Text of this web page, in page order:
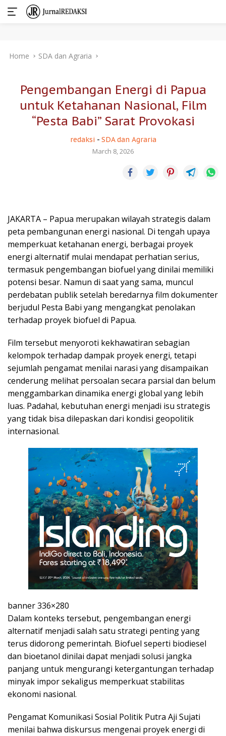
Home SDA dan Agraria
Pengembangan Energi di Papua
untuk Ketahanan Nasional, Film
“Pesta Babi” Sarat Provokasi
redaksi - SDA dan Agraria
March 8, 2026
JAKARTA – Papua merupakan wilayah strategis dalam
peta pembangunan energi nasional. Di tengah upaya
memperkuat ketahanan energi, berbagai proyek
energi alternatif mulai mendapat perhatian serius,
termasuk pengembangan biofuel yang dinilai memiliki
potensi besar. Namun di saat yang sama, muncul
perdebatan publik setelah beredarnya film dokumenter
berjudul Pesta Babi yang mengangkat penolakan
terhadap proyek biofuel di Papua.
Film tersebut menyoroti kekhawatiran sebagian
kelompok terhadap dampak proyek energi, tetapi
sejumlah pengamat menilai narasi yang disampaikan
cenderung melihat persoalan secara parsial dan belum
menggambarkan dinamika energi global yang lebih
luas. Padahal, kebutuhan energi menjadi isu strategis
yang tidak bisa dilepaskan dari kondisi geopolitik
internasional.
banner 336×280
Dalam konteks tersebut, pengembangan energi
alternatif menjadi salah satu strategi penting yang
terus didorong pemerintah. Biofuel seperti biodiesel
dan bioetanol dinilai dapat menjadi solusi jangka
panjang untuk mengurangi ketergantungan terhadap
minyak impor sekaligus memperkuat stabilitas
ekonomi nasional.
Pengamat Komunikasi Sosial Politik Putra Aji Sujati
menilai bahwa diskursus mengenai proyek energi di